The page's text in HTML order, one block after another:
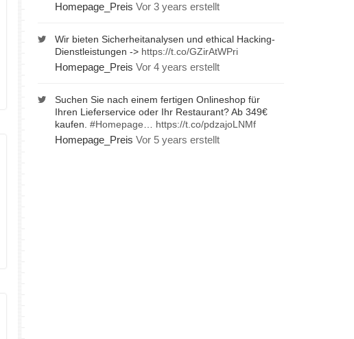
Homepage_Preis Vor 3 years erstellt
Wir bieten Sicherheitanalysen und ethical Hacking-
Dienstleistungen -> https://t.co/GZirAtWPri
Homepage_Preis Vor 4 years erstellt
Suchen Sie nach einem fertigen Onlineshop für
Ihren Lieferservice oder Ihr Restaurant? Ab 349€
kaufen. #Homepage https://t.co/pdzajoLNMf
Homepage_Preis Vor 5 years erstellt